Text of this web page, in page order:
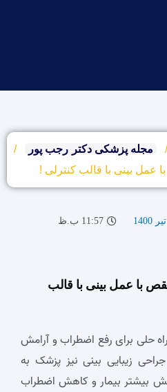
مجله پزشکی دکتر رجب پور
/
عمل بینی با قالب کنترلی !
11:57 ب.ظ
با عمل بینی با قالب
‌حلی برای رفع اضطراب و آرامش
زیبایی بینی نیز پزشک به
بیشتر بیمار و کاهش اضطراب